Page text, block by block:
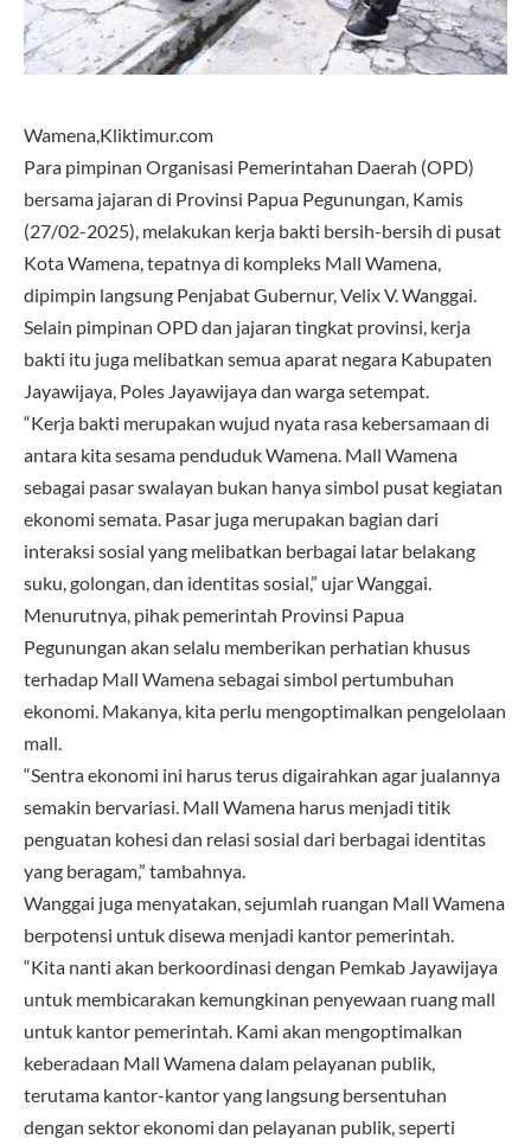
Wamena,Kliktimur.com
Para pimpinan Organisasi Pemerintahan Daerah (OPD)
bersama jajaran di Provinsi Papua Pegunungan, Kamis
(27/02-2025), melakukan kerja bakti bersih-bersih di pusat
Kota Wamena, tepatnya di kompleks Mall Wamena,
dipimpin langsung Penjabat Gubernur, Velix V. Wanggai.
Selain pimpinan OPD dan jajaran tingkat provinsi, kerja
bakti itu juga melibatkan semua aparat negara Kabupaten
Jayawijaya, Poles Jayawijaya dan warga setempat.
“Kerja bakti merupakan wujud nyata rasa kebersamaan di
antara kita sesama penduduk Wamena. Mall Wamena
sebagai pasar swalayan bukan hanya simbol pusat kegiatan
ekonomi semata. Pasar juga merupakan bagian dari
interaksi sosial yang melibatkan berbagai latar belakang
suku, golongan, dan identitas sosial,” ujar Wanggai.
Menurutnya, pihak pemerintah Provinsi Papua
Pegunungan akan selalu memberikan perhatian khusus
terhadap Mall Wamena sebagai simbol pertumbuhan
ekonomi. Makanya, kita perlu mengoptimalkan pengelolaan
mall.
“Sentra ekonomi ini harus terus digairahkan agar jualannya
semakin bervariasi. Mall Wamena harus menjadi titik
penguatan kohesi dan relasi sosial dari berbagai identitas
yang beragam,” tambahnya.
Wanggai juga menyatakan, sejumlah ruangan Mall Wamena
berpotensi untuk disewa menjadi kantor pemerintah.
“Kita nanti akan berkoordinasi dengan Pemkab Jayawijaya
untuk membicarakan kemungkinan penyewaan ruang mall
untuk kantor pemerintah. Kami akan mengoptimalkan
keberadaan Mall Wamena dalam pelayanan publik,
terutama kantor-kantor yang langsung bersentuhan
dengan sektor ekonomi dan pelayanan publik, seperti